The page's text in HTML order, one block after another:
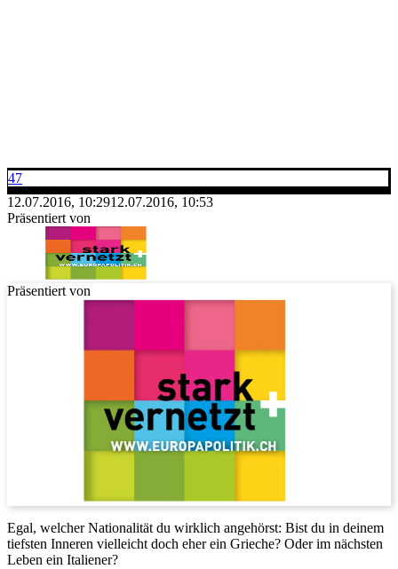
47
12.07.2016, 10:2912.07.2016, 10:53
Präsentiert von
Präsentiert von
Egal, welcher Nationalität du wirklich angehörst: Bist du in deinem
tiefsten Inneren vielleicht doch eher ein Grieche? Oder im nächsten
Leben ein Italiener?